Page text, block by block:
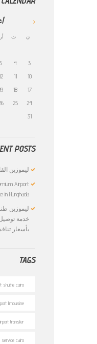
ن ث
3
4
5
10
11
12
17
18
19
24
25
31
POSTS
ليموزين
Airport
in Hurghada
ليموزين
خدمة
بأسعار
TAGS
shuttle cairo
limousine
transfer
service cairo